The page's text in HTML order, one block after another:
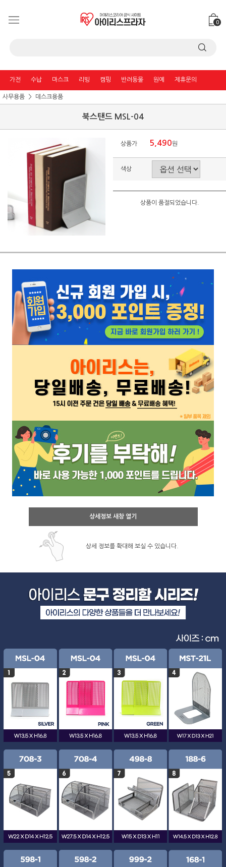
0
가전 수납 마스크 리빙 캠핑 반려동물 원예 제휴문의
사무용품 데스크용품
북스탠드 MSL-04
상품가 5,490원
색상
상품이 품절되었습니다.
상세정보 새창 열기
상세 정보를 확대해 보실 수 있습니다.